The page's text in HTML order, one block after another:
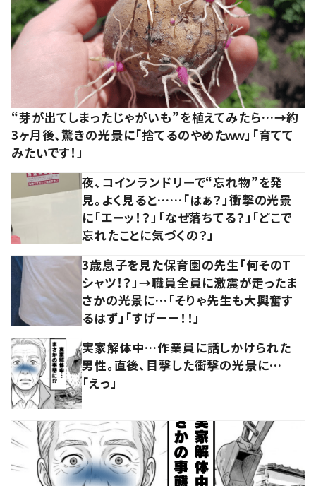
“芽が出てしまったじゃがいも”を植えてみたら…→約
3ヶ月後、驚きの光景に「捨てるのやめたｗｗ」「育てて
みたいです！」
夜、コインランドリーで“忘れ物”を発
見。よく見ると……「はぁ？」衝撃の光景
に「エーッ！？」「なぜ落ちてる？」「どこで
忘れたことに気づくの？」
3歳息子を見た保育園の先生「何そのT
シャツ！？」→職員全員に激震が走ったま
さかの光景に…「そりゃ先生も大興奮す
るはず」「すげーー！！」
実家解体中…作業員に話しかけられた
男性。直後、目撃した衝撃の光景に…
「えっ」